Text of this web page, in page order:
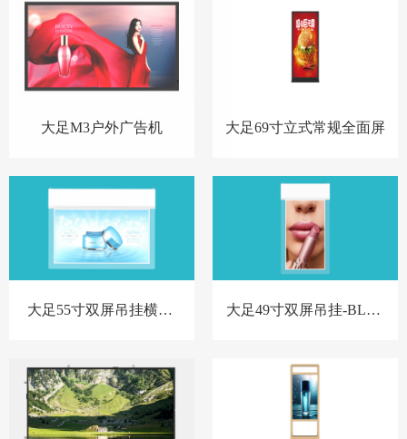
大足M3户外广告机 大足69寸立式常规全面屏
大足55寸双屏吊挂横屏-
大足49寸双屏吊挂-BL款-